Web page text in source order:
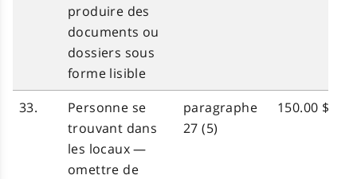
produire des
documents ou
dossiers sous
forme lisible
33.
Personne se
trouvant dans
les locaux —
omettre de
paragraphe
27 (5)
150.00 $